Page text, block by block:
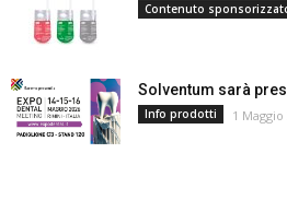
Contenuto
Solventum sarà
Info prodotti 1 Maggio